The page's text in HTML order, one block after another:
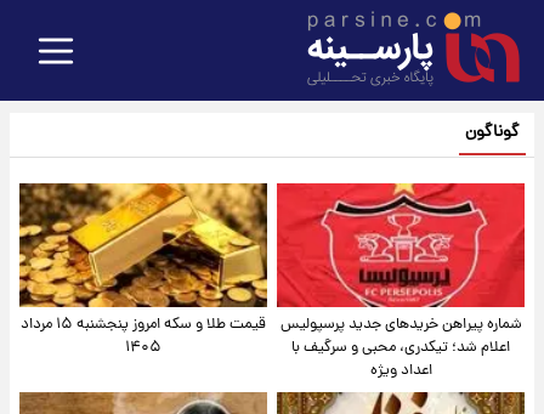
گوناگون
شماره پیراهن خریدهای جدید پرسپولیس
اعلام شد؛ تیکدری، محبی و سرگیف با
اعداد ویژه
قیمت طلا و سکه امروز پنجشنبه ۱۵ مرداد
۱۴۰۵